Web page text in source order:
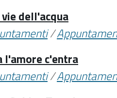
vie dell'acqua
/
l'amore c'entra
/